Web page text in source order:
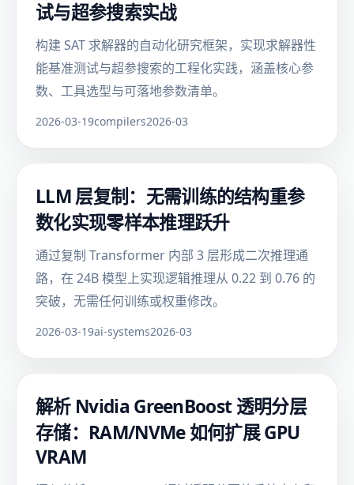
试与超参搜索实战
构建 SAT 求解器的自动化研究框架，实现求解器性
能基准测试与超参搜索的工程化实践，涵盖核心参
数、工具选型与可落地参数清单。
2026-03-19compilers2026-03
LLM 层复制：无需训练的结构重参
数化实现零样本推理跃升
通过复制 Transformer 内部 3 层形成二次推理通
路，在 24B 模型上实现逻辑推理从 0.22 到 0.76 的
突破，无需任何训练或权重修改。
2026-03-19ai-systems2026-03
解析 Nvidia GreenBoost 透明分层
存储：RAM/NVMe 如何扩展 GPU
VRAM